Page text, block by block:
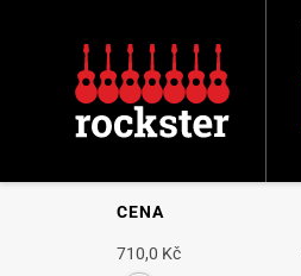
CENA
710,0 Kč